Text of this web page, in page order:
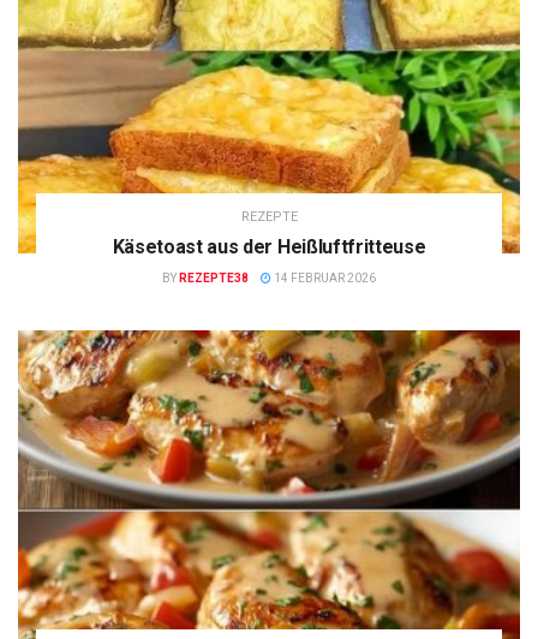
REZEPTE
Käsetoast aus der Heißluftfritteuse
BY REZEPTE38 14 FEBRUAR 2026